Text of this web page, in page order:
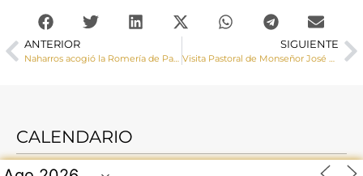
ANTERIOR
Naharros acogió la Romería de Patronas presidida por el Sr. Obispo
SIGUIENTE
Visita Pastoral de Monseñor José María Yanguas a Narboneta y Mira
CALENDARIO